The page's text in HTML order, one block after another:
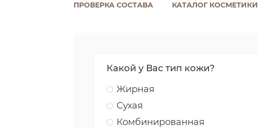
ПРОВЕРКА СОСТАВА КАТАЛОГ КОСМЕТИКИ
Какой у Вас тип кожи?
Жирная
Сухая
Комбинированная